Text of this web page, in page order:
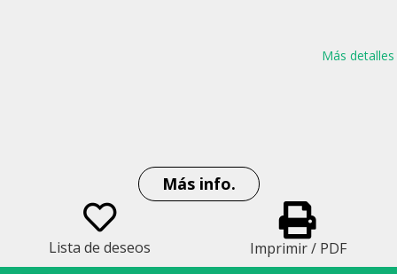
Más detalles
Más info.
Lista de deseos Imprimir / PDF